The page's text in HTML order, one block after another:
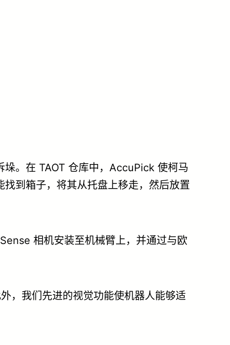
。在 TAOT 仓库中，AccuPick 使柯马
到箱子，将其从托盘上移走，然后放置
相机安装至机械臂上，并通过与欧
，我们先进的视觉功能使机器人能够适